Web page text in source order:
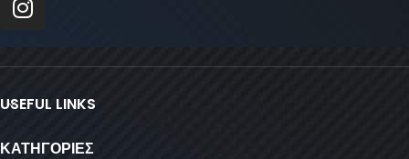
USEFUL LINKS
ΚΑΤΗΓΟΡΙΕΣ